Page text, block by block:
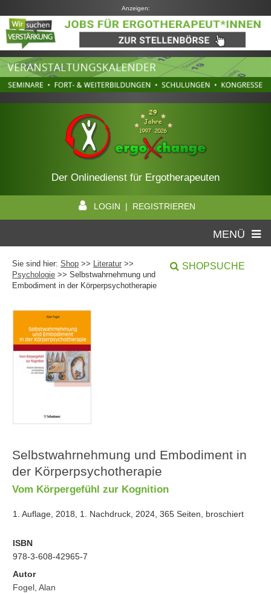
Anzeigen:
Der Onlinedienst für Ergotherapeuten
LOGIN | REGISTRIEREN
MENÜ
Sie sind hier: Shop >> Literatur >>
Psychologie >> Selbstwahrnehmung und
Embodiment in der Körperpsychotherapie
SHOPSUCHE
Selbstwahrnehmung und Embodiment in
der Körperpsychotherapie
Vom Körpergefühl zur Kognition
1. Auflage, 2018, 1. Nachdruck, 2024, 365 Seiten, broschiert
ISBN
978-3-608-42965-7
Autor
Fogel, Alan